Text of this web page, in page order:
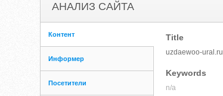
АНАЛИЗ САЙТА
Контент
Информер
Посетители
Title
uzdaewoo-ural.ru
Keywords
n/a